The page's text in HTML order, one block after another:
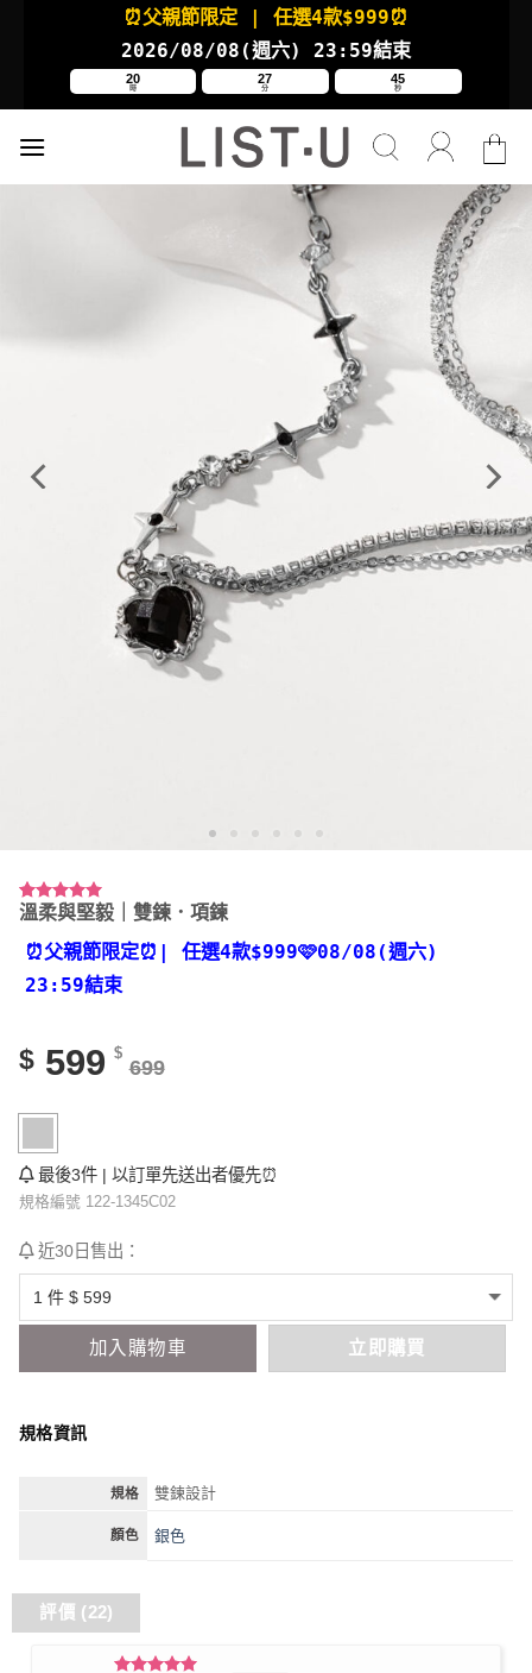
⏰父親節限定 | 任選4款$999⏰
2026/08/08(週六) 23:59結束
20
時
27
分
44
秒
評分4.91
22
位顧客進
行評分
溫柔與堅毅｜雙鍊．項鍊
⏰父親節限定⏰ | 任選4款$999🩷08/08(週六)
23:59結束
$ 599 $
699
最後3件 | 以訂單先送出者優先⏰
規格編號 122-1345C02
近30日售出：
加入購物車 立即購買
規格資訊
規格 雙鍊設計
顏色 銀色
評價 (22)